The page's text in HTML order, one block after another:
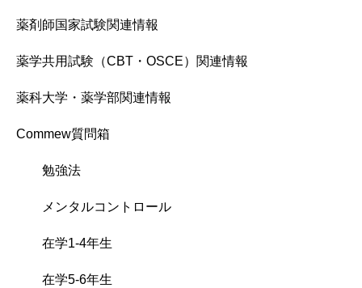
薬剤師国家試験関連情報
薬学共用試験（CBT・OSCE）関連情報
薬科大学・薬学部関連情報
Commew質問箱
勉強法
メンタルコントロール
在学1-4年生
在学5-6年生